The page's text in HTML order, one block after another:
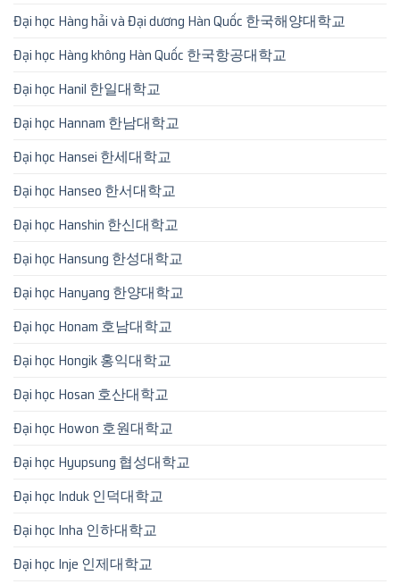
Đại học Hàng hải và Đại dương Hàn Quốc 한국해양대학교
Đại học Hàng không Hàn Quốc 한국항공대학교
Đại học Hanil 한일대학교
Đại học Hannam 한남대학교
Đại học Hansei 한세대학교
Đại học Hanseo 한서대학교
Đại học Hanshin 한신대학교
Đại học Hansung 한성대학교
Đại học Hanyang 한양대학교
Đại học Honam 호남대학교
Đại học Hongik 홍익대학교
Đại học Hosan 호산대학교
Đại học Howon 호원대학교
Đại học Hyupsung 협성대학교
Đại học Induk 인덕대학교
Đại học Inha 인하대학교
Đại học Inje 인제대학교